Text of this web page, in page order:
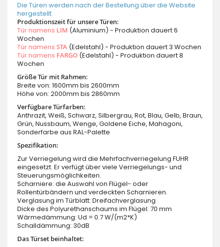
Die Türen werden nach der Bestellung über die Website
hergestellt
Produktionszeit für unsere Türen:
Tür namens LIM (Aluminium) - Produktion dauert 6
Wochen
Tür namens STA (Edelstahl) - Produktion dauert 3 Wochen
Tür namens FARGO (Edelstahl) - Produktion dauert 8
Wochen
Größe Tür mit Rahmen:
Breite von: 1600mm bis 2600mm
Höhe von: 2000mm bis 2860mm
Verfügbare Türfarben:
Anthrazit, Weiß, Schwarz, Silbergrau, Rot, Blau, Gelb, Braun,
Grün, Nussbaum, Wenge, Goldene Eiche, Mahagoni,
Sonderfarbe aus RAL-Palette
Spezifikation:
Zur Verriegelung wird die Mehrfachverriegelung FUHR
eingesetzt. Er verfügt über viele Verriegelungs- und
Steuerungsmöglichkeiten.
Scharniere: die Auswahl von Flügel- oder
Rollentürbändern und verdeckten Scharnieren.
Verglasung im Türblatt: Dreifachverglasung
Dicke des Polyurethanschaums im Flügel: 70 mm
Wärmedämmung: Ud = 0.7 W/(m2*K)
Schalldämmung: 30dB
Das Türset beinhaltet: